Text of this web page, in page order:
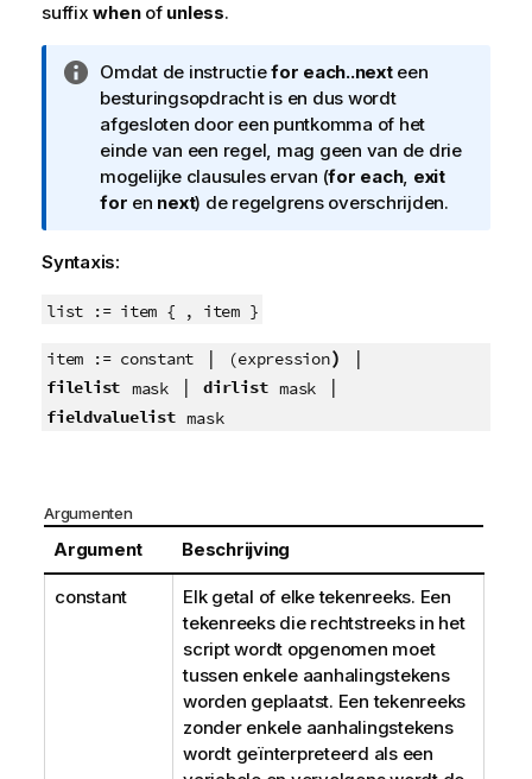
suffixwhenof unless.
I
n
f
o
r
m
t
e
Omdat de instructiefor each..nexteen
besturingsopdracht is en dus wordt
afgesloten door een puntkomma of het
einde van een regel, mag geen van de drie
mogelijke clausules ervan (for each, exit
for en next) de regelgrens overschrijden.
Syntaxis:
list := item { , item }
item := constant | (expression) |
filelist mask| dirlist mask |
fieldvaluelist mask
Argumenten
Argument Beschrijving
constant
Elk getal of elke tekenreeks. Een
tekenreeks die rechtstreeks in het
script wordt opgenomen moet
tussen enkele aanhalingstekens
worden geplaatst. Een tekenreeks
zonder enkele aanhalingstekens
wordt geïnterpreteerd als een